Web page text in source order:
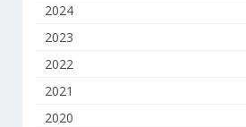
2024
2023
2022
2021
2020